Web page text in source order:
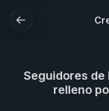
Seguidores
relleno